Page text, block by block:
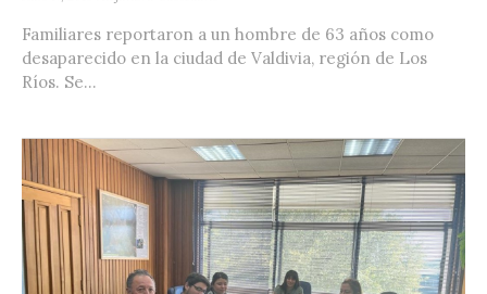
Familiares reportaron a un hombre de 63 años como
desaparecido en la ciudad de Valdivia, región de Los
Ríos. Se...